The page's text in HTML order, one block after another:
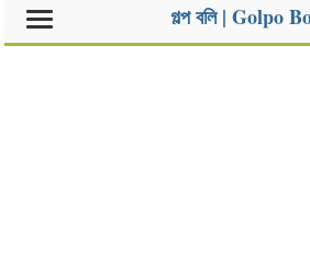
গল্প বলি | Golpo